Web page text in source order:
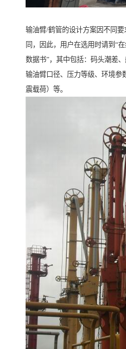
输油臂/鹤管的设计方案因不同
同，因此，用户在选用时请到“
数据书”，其中包括：码头潮差、
输油臂口径、压力等级、环境参
震载荷）等。